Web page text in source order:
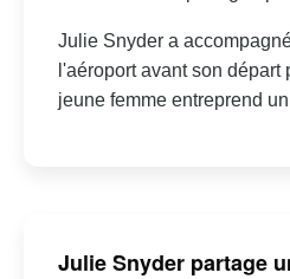
Julie Snyder a
l'aéroport avant son départ
jeune femme entreprend
Julie Snyder partage